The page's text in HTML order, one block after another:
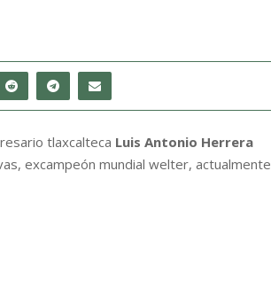
tlaxcalteca Luis Antonio Herrera
excampeón mundial welter, actualmente